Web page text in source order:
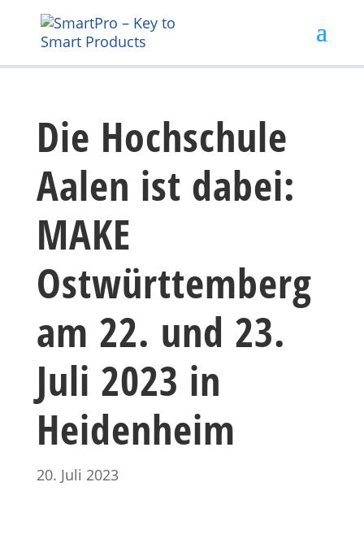
Die Hochschule
Aalen ist dabei:
MAKE
Ostwürttemberg
am 22. und 23.
Juli 2023 in
Heidenheim
20. Juli 2023